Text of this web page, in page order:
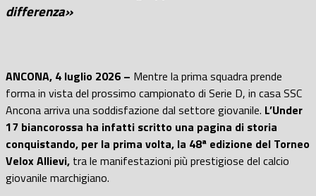
differenza»
ANCONA, 4 luglio 2026 – Mentre la prima squadra prende
forma in vista del prossimo campionato di Serie D, in casa SSC
Ancona arriva una soddisfazione dal settore giovanile. L’Under
17 biancorossa ha infatti scritto una pagina di storia
conquistando, per la prima volta, la 48ª edizione del Torneo
Velox Allievi, tra le manifestazioni più prestigiose del calcio
giovanile marchigiano.